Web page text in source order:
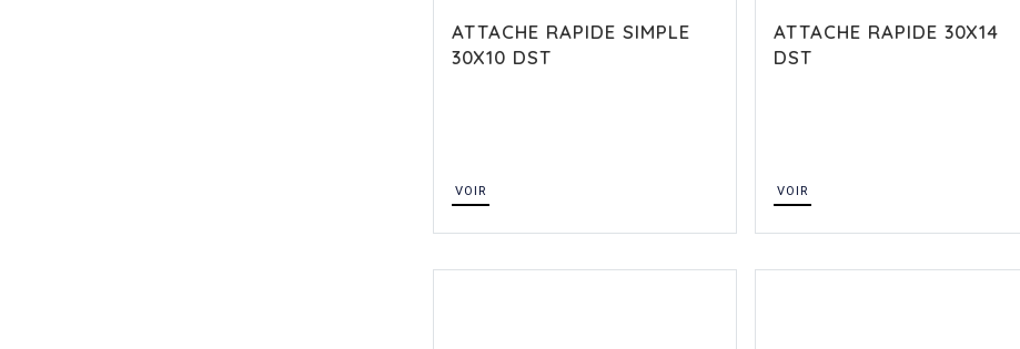
ATTACHE RAPIDE SIMPLE
30X10 DST
VOIR
ATTACHE RAPIDE 30X14
DST
VOIR